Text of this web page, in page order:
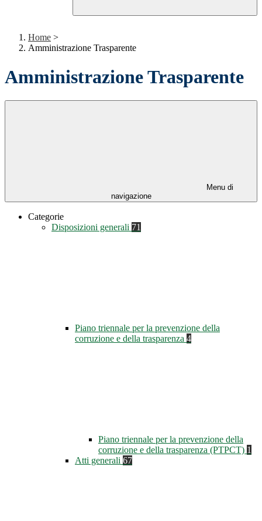
Home >
Amministrazione Trasparente
Amministrazione Trasparente
Menu di
navigazione
Categorie
Disposizioni generali 71
Piano triennale per la prevenzione della
corruzione e della trasparenza 4
Piano triennale per la prevenzione della
corruzione e della trasparenza (PTPCT) 1
Atti generali 67